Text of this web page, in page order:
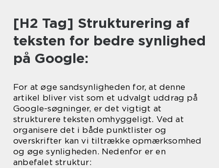
[H2 Tag] Strukturering af
teksten for bedre synlighed
på Google:
For at øge sandsynligheden for, at denne
artikel bliver vist som et udvalgt uddrag på
Google-søgninger, er det vigtigt at
strukturere teksten omhyggeligt. Ved at
organisere det i både punktlister og
overskrifter kan vi tiltrække opmærksomhed
og øge synligheden. Nedenfor er en
anbefalet struktur: